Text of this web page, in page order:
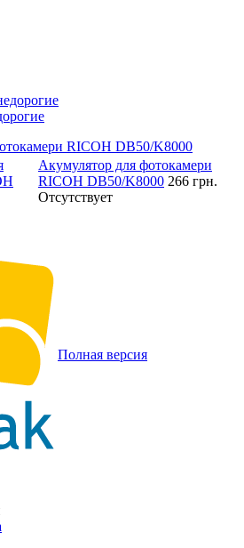
RICOH DB50/K8000
Акумулятор для фотокамери
RICOH DB50/K8000 266 грн.
Отсутствует
Полная версия